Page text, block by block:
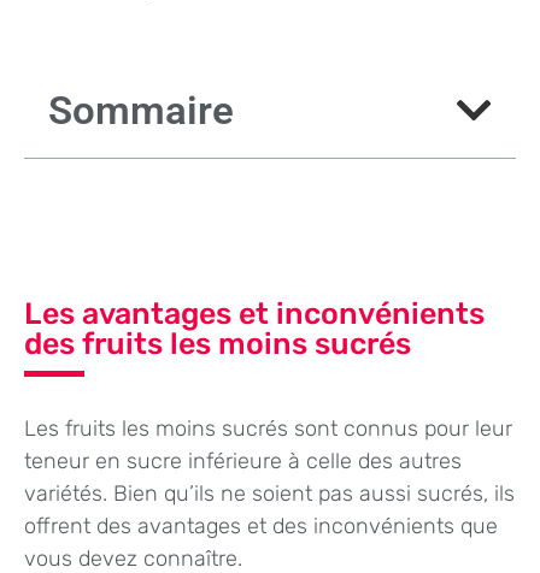
Sommaire
Les avantages et inconvénients
des fruits les moins sucrés
Les fruits les moins sucrés sont connus pour leur
teneur en sucre inférieure à celle des autres
variétés. Bien qu’ils ne soient pas aussi sucrés, ils
offrent des avantages et des inconvénients que
vous devez connaître.